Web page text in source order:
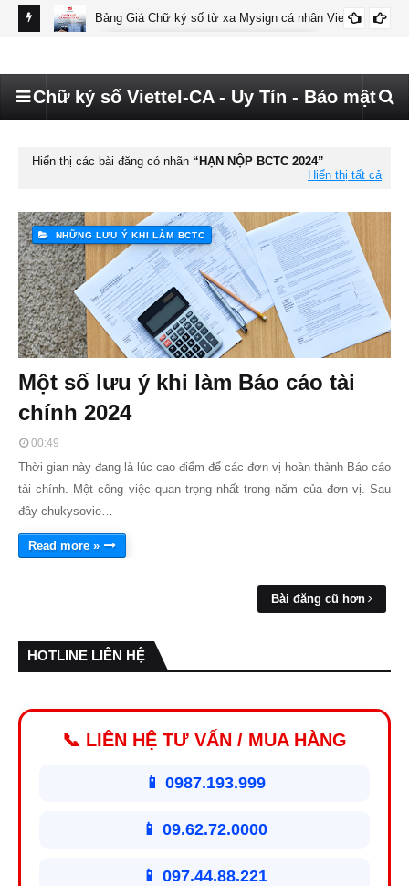
đã
Chữ ký số Viettel-CA - Uy Tín - Bảo mật
Hiển thị các bài đăng có nhãn
HẠN NỘP BCTC 2024
Hiển thị tất cả
NHỮNG LƯU Ý KHI LÀM BCTC
Một số lưu ý khi làm Báo cáo tài
chính 2024
00:49
Thời gian này đang là lúc cao điểm để các đơn vị hoàn thành Báo cáo
tài chính. Một công việc quan trọng nhất trong năm của đơn vị. Sau
đây chukysovie…
Read more »
Bài đăng cũ hơn
HOTLINE LIÊN HỆ
📞 LIÊN HỆ TƯ VẤN / MUA HÀNG
📱 0987.193.999
📱 09.62.72.0000
📱 097.44.88.221